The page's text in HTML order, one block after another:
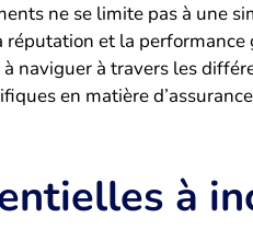
ne se limite pas à une
réputation et la
naviguer à travers les
en matière
à